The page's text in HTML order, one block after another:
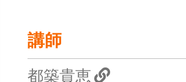
講師
都築貴恵